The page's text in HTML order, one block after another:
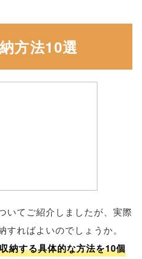
方法10選
いてご紹介しましたが、実際
ればよいのでしょうか。
納する具体的な方法を10個